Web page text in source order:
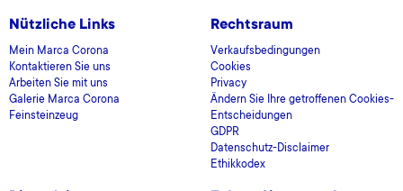
Nützliche Links
Mein Marca Corona
Kontaktieren Sie uns
Arbeiten Sie mit uns
Galerie Marca Corona
Feinsteinzeug
Rechtsraum
Verkaufsbedingungen
Cookies
Privacy
Ändern Sie Ihre getroffenen Cookies-
Entscheidungen
GDPR
Datenschutz-Disclaimer
Ethikkodex